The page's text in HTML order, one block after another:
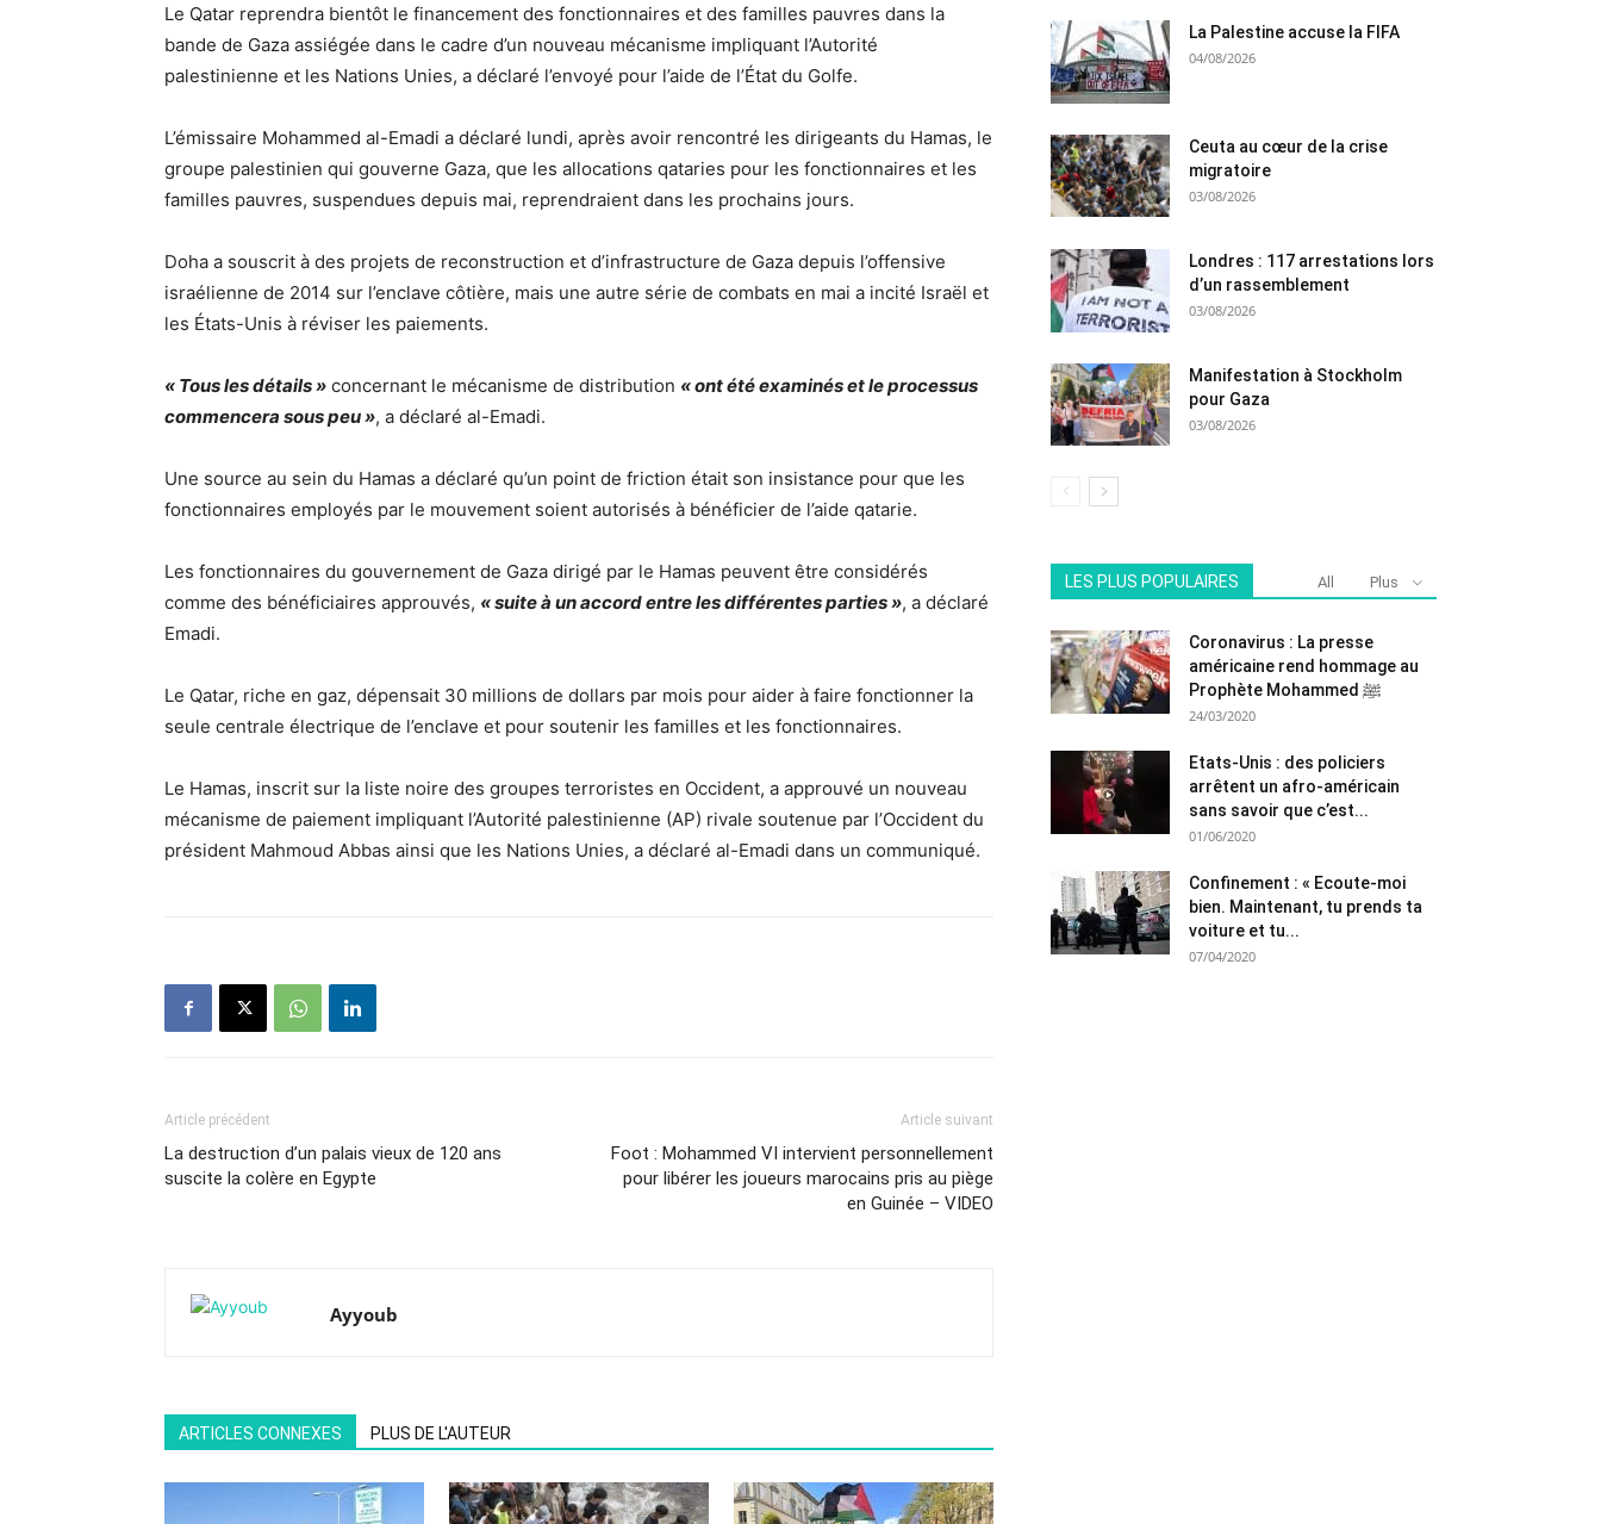
Le Qatar reprendra bientôt le financement des fonctionnaires et des familles pauvres dans la
bande de Gaza assiégée dans le cadre d’un nouveau mécanisme impliquant l’Autorité
palestinienne et les Nations Unies, a déclaré l’envoyé pour l’aide de l’État du Golfe.
L’émissaire Mohammed al-Emadi a déclaré lundi, après avoir rencontré les dirigeants du Hamas, le
groupe palestinien qui gouverne Gaza, que les allocations qataries pour les fonctionnaires et les
familles pauvres, suspendues depuis mai, reprendraient dans les prochains jours.
Doha a souscrit à des projets de reconstruction et d’infrastructure de Gaza depuis l’offensive
israélienne de 2014 sur l’enclave côtière, mais une autre série de combats en mai a incité Israël et
les États-Unis à réviser les paiements.
« Tous les détails » concernant le mécanisme de distribution « ont été examinés et le processus
commencera sous peu », a déclaré al-Emadi.
Une source au sein du Hamas a déclaré qu’un point de friction était son insistance pour que les
fonctionnaires employés par le mouvement soient autorisés à bénéficier de l’aide qatarie.
Les fonctionnaires du gouvernement de Gaza dirigé par le Hamas peuvent être considérés
comme des bénéficiaires approuvés, « suite à un accord entre les différentes parties », a déclaré
Emadi.
Le Qatar, riche en gaz, dépensait 30 millions de dollars par mois pour aider à faire fonctionner la
seule centrale électrique de l’enclave et pour soutenir les familles et les fonctionnaires.
Le Hamas, inscrit sur la liste noire des groupes terroristes en Occident, a approuvé un nouveau
mécanisme de paiement impliquant l’Autorité palestinienne (AP) rivale soutenue par l’Occident du
président Mahmoud Abbas ainsi que les Nations Unies, a déclaré al-Emadi dans un communiqué.
Article précédent
La destruction d’un palais vieux de 120 ans
suscite la colère en Egypte
Article suivant
Foot : Mohammed VI intervient personnellement
pour libérer les joueurs marocains pris au piège
en Guinée – VIDEO
Ayyoub
ARTICLES CONNEXES PLUS DE L'AUTEUR
La Palestine accuse la FIFA
04/08/2026
Ceuta au cœur de la crise
migratoire
03/08/2026
Londres : 117 arrestations lors
d’un rassemblement
03/08/2026
Manifestation à Stockholm
pour Gaza
03/08/2026
LES PLUS POPULAIRES All Plus
Coronavirus : La presse
américaine rend hommage au
Prophète Mohammed ﷺ
24/03/2020
Etats-Unis : des policiers
arrêtent un afro-américain
sans savoir que c’est...
01/06/2020
Confinement : « Ecoute-moi
bien. Maintenant, tu prends ta
voiture et tu...
07/04/2020